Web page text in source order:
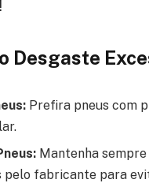
Desgaste
Prefira pneus com
Mantenha
pelo fabricante para